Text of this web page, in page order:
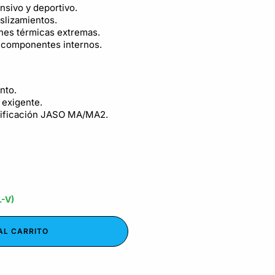
y deportivo.
térmicas extremas.
internos.
JASO MA/MA2.
V)
CARRITO